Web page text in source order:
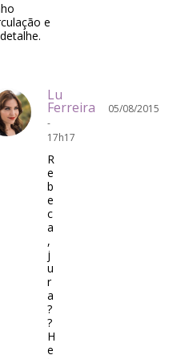
e
Lu
Ferreira
05/08/2015
-
17h17
R
e
b
e
c
a
,
j
u
r
a
?
?
H
e